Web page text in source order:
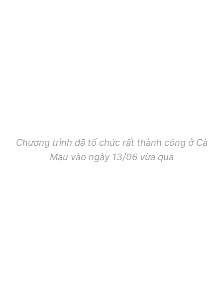
Chương trình đã tổ chức rất thành công ở Cà
Mau vào ngày 13/06 vừa qua